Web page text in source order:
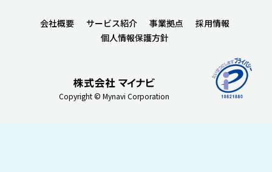
Copyright © Mynavi Corporation
会社概要 サービス紹介 事業拠点
採用情報
個人情報保護方針